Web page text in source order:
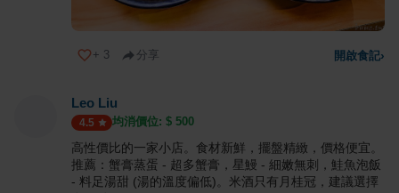
+ 3 分享 開啟食記›
Leo Liu
4.5 均消價位: $ 500
高性價比的一家小店。食材新鮮，擺盤精緻，價格便宜。
推薦：蟹膏蒸蛋 - 超多蟹膏，星鰻 - 細嫩無刺，鮭魚泡飯
- 料足湯甜 (湯的溫度偏低)。米酒只有月桂冠，建議選擇